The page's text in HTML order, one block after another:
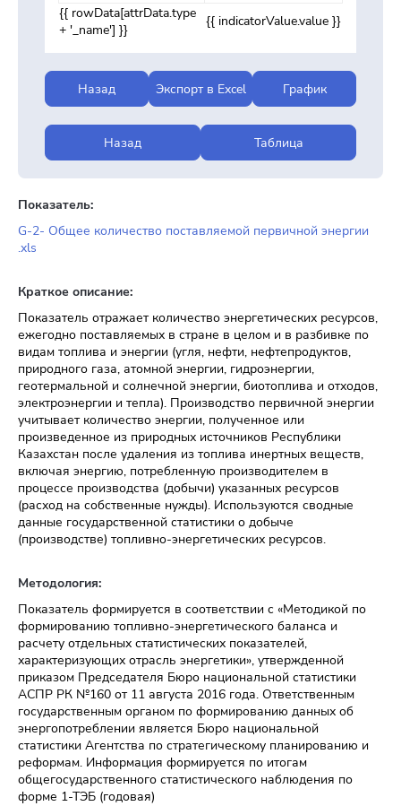
{{ rowData[attrData.type
+ '_name'] }}
{{ indicatorValue.value }}
Назад Экспорт в Excel График
Назад Таблица
Показатель:
G-2- Общее количество поставляемой первичной энергии
.xls
Краткое описание:
Показатель отражает количество энергетических ресурсов,
ежегодно поставляемых в стране в целом и в разбивке по
видам топлива и энергии (угля, нефти, нефтепродуктов,
природного газа, атомной энергии, гидроэнергии,
геотермальной и солнечной энергии, биотоплива и отходов,
электроэнергии и тепла). Производство первичной энергии
учитывает количество энергии, полученное или
произведенное из природных источников Республики
Казахстан после удаления из топлива инертных веществ,
включая энергию, потребленную производителем в
процессе производства (добычи) указанных ресурсов
(расход на собственные нужды). Используются сводные
данные государственной статистики о добыче
(производстве) топливно-энергетических ресурсов.
Методология:
Показатель формируется в соответствии с «Методикой по
формированию топливно-энергетического баланса и
расчету отдельных статистических показателей,
характеризующих отрасль энергетики», утвержденной
приказом Председателя Бюро национальной статистики
АСПР РК №160 от 11 августа 2016 года. Ответственным
государственным органом по формированию данных об
энергопотреблении является Бюро национальной
статистики Агентства по стратегическому планированию и
реформам. Информация формируется по итогам
общегосударственного статистического наблюдения по
форме 1-ТЭБ (годовая)